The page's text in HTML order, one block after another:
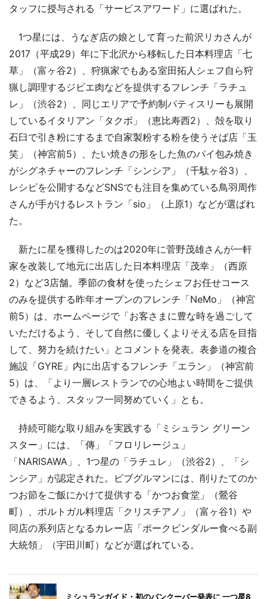
タッフに授与される「サービスアワード」に選ばれた。
1つ星には、うなぎ店の娘として育った前沢リカさんが
2017（平成29）年に下北沢から移転した日本料理店「七
草」（富ヶ谷2）、狩猟家でもある室田拓人シェフ自ら狩
猟し調理するジビエ肉などを提供するフレンチ「ラチュ
レ」（渋谷2）、同じエリアで予約制パティスリーも展開
しているイタリアン「タクボ」（恵比寿西2）、殻を取り
石臼で引き粉にするまで自家製粉する粉を使うそば店「玉
笑」（神宮前5）、たい焼きの形をした魚のパイ包み焼き
がシグネチャーのフレンチ「シンシア」（千駄ヶ谷3）、
レシピを公開するなどSNSでも注目を集めている鳥羽周作
さんが手がけるレストラン「sio」（上原1）などが選ばれ
た。
新たに星を獲得したのは2020年に菅野茂雄さんが一軒
家を改装して地元に出店した日本料理店「茂幸」（西原
2）など3店舗。季節の食材を使ったシェフお任せコース
のみを提供する昨年オープンのフレンチ「NeMo」（神宮
前5）は、ホームページで「お客さまに豊な時を過ごして
いただけるよう、そして自然に優しくよりそえる店を目指
して、努力を続けたい」とコメントを発表。表参道の複合
施設「GYRE」内に出店するフレンチ「エラン」（神宮前
5）は、「より一層レストランでの心地よい時間をご提供
できるよう、スタッフ一同努めていく」とも。
持続可能な取り組みを実践する「ミシュラン グリーン
スター」には、「傳」「フロリレージュ」
「NARISAWA」、1つ星の「ラチュレ」（渋谷2）、「シ
ンシア」が認定された。ビブグルマンには、削りたてのか
つお節をご飯にかけて提供する「かつお食堂」（鶯谷
町）、ポルトガル料理店「クリスチアノ」（富ヶ谷1）や
同店の系列店となるカレー店「ポークビンダルー食べる副
大統領」（宇田川町）などが選ばれている。
ミシュランガイド・初のバンクーバー発表に 一つ星8